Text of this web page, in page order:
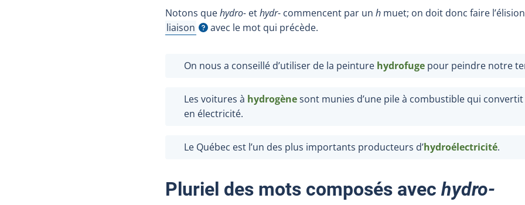
Notons quehydro- ethydr- commencent par un h muet; on doit donc faire
liaison
Afficher l'infobulleavec le mot qui précède.
On nous a conseillé d’utiliser de la peinture hydrofuge pour peindre notre
Les voitures à hydrogènesont munies d’une pile à combustible qui convertit
en électricité.
Le Québec est l’un des plus importants producteurs d’hydroélectricité.
Pluriel des mots composés avec hydro‑